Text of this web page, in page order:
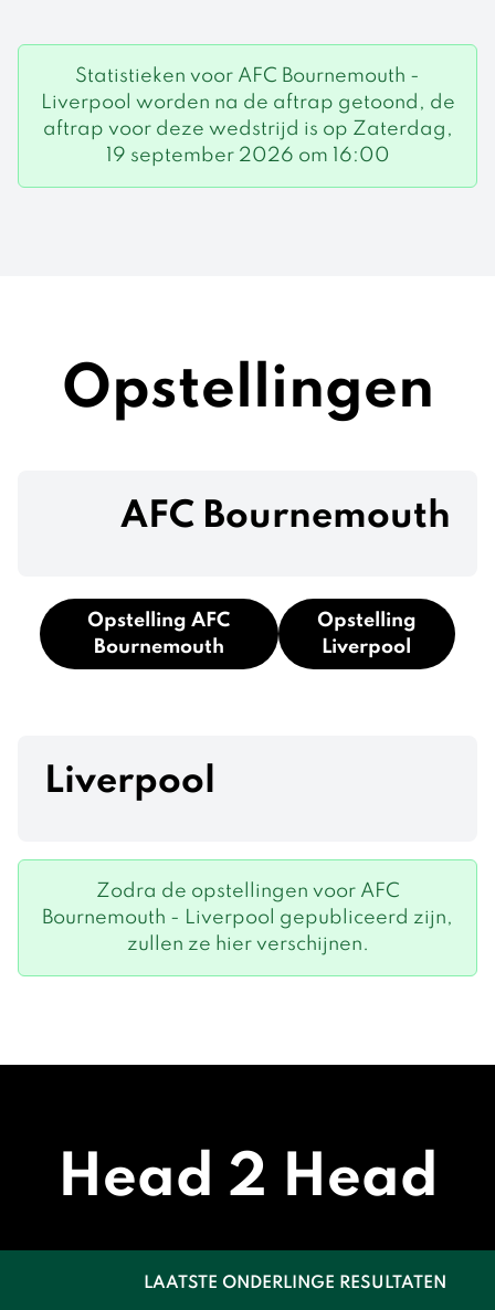
Statistieken voor AFC Bournemouth -
Liverpool worden na de aftrap getoond, de
aftrap voor deze wedstrijd is op Zaterdag,
19 september 2026 om 16:00
Opstellingen
AFC Bournemouth
Opstelling AFC
Bournemouth
Opstelling
Liverpool
Liverpool
Zodra de opstellingen voor AFC
Bournemouth - Liverpool gepubliceerd zijn,
zullen ze hier verschijnen.
Head 2 Head
LAATSTE ONDERLINGE RESULTATEN